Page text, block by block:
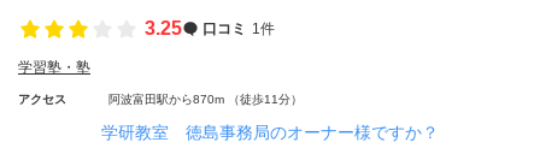
3.25
口コミ 1件
学習塾・塾
アクセス 阿波富田駅から870m （徒歩11分）
学研教室 徳島事務局のオーナー様ですか？